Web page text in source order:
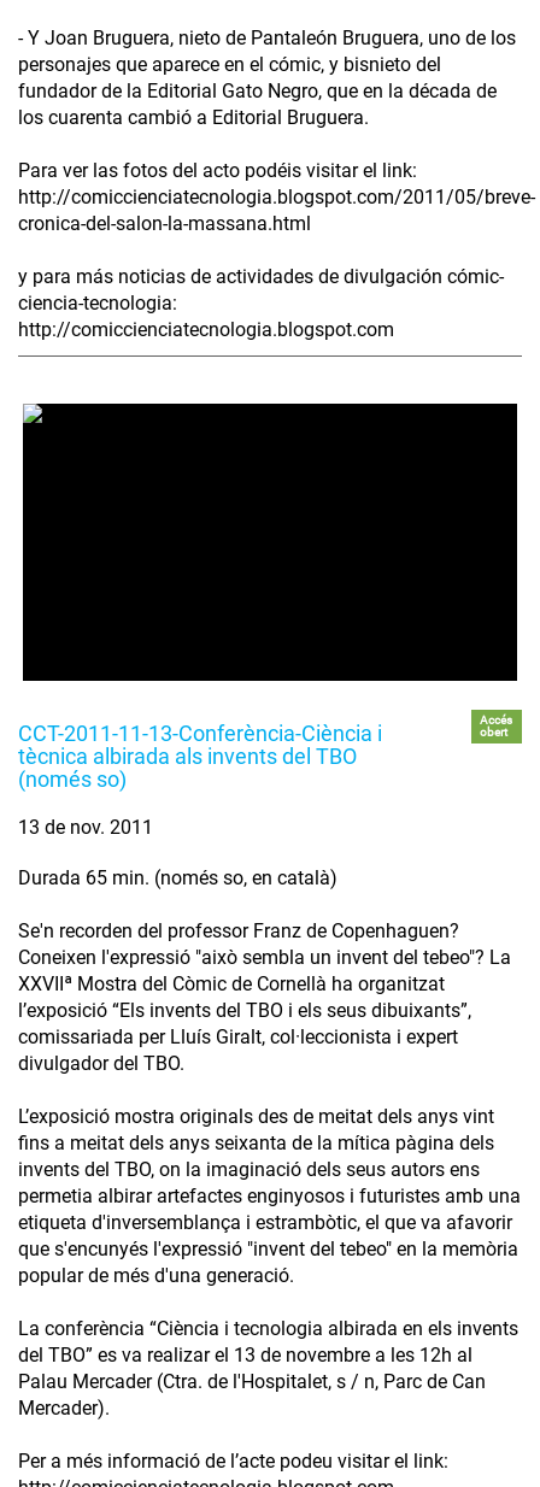
- Y Joan Bruguera, nieto de Pantaleón Bruguera, uno de los
personajes que aparece en el cómic, y bisnieto del
fundador de la Editorial Gato Negro, que en la década de
los cuarenta cambió a Editorial Bruguera.
Para ver las fotos del acto podéis visitar el link:
http://comiccienciatecnologia.blogspot.com/2011/05/breve-
cronica-del-salon-la-massana.html
y para más noticias de actividades de divulgación cómic-
ciencia-tecnologia:
http://comiccienciatecnologia.blogspot.com
CCT-2011-11-13-Conferència-Ciència i
tècnica albirada als invents del TBO
(només so)
Accés
obert
13 de nov. 2011
Durada 65 min. (només so, en català)
Se'n recorden del professor Franz de Copenhaguen?
Coneixen l'expressió "això sembla un invent del tebeo"? La
XXVIIª Mostra del Còmic de Cornellà ha organitzat
l’exposició “Els invents del TBO i els seus dibuixants”,
comissariada per Lluís Giralt, col·leccionista i expert
divulgador del TBO.
L’exposició mostra originals des de meitat dels anys vint
fins a meitat dels anys seixanta de la mítica pàgina dels
invents del TBO, on la imaginació dels seus autors ens
permetia albirar artefactes enginyosos i futuristes amb una
etiqueta d'inversemblança i estrambòtic, el que va afavorir
que s'encunyés l'expressió "invent del tebeo" en la memòria
popular de més d'una generació.
La conferència “Ciència i tecnologia albirada en els invents
del TBO” es va realizar el 13 de novembre a les 12h al
Palau Mercader (Ctra. de l'Hospitalet, s / n, Parc de Can
Mercader).
Per a més informació de l’acte podeu visitar el link: